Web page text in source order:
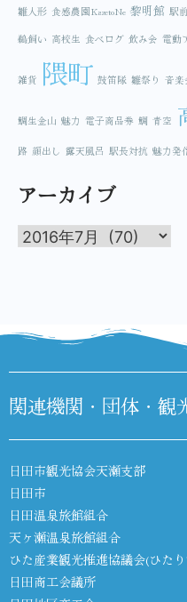
雛人形 食感農園KazetoNe 黎明館 駅前
鵜飼い 高校生 食べログ 飲み会 電動
雑貨 隈町 鼓笛隊 雛祭り 音楽
鯛生金山 魅力 電子商品券 鯛 青空
路 顔出し 露天風呂 駅長対抗 魅力発
アーカイブ
関連機関・団体・観
日田市観光協会天瀬支部
日田市
日田温泉旅館組合
天ヶ瀬温泉旅館組合
ひた産業観光推進協議会(ひた
日田商工会議所